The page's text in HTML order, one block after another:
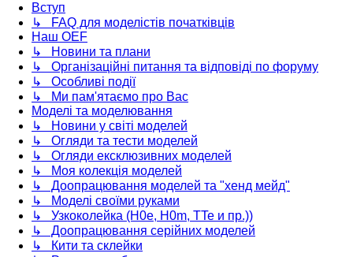
Вступ
↳ FAQ для моделістів початківців
Наш OEF
↳ Новини та плани
↳ Організаційні питання та відповіді по форуму
↳ Особливі події
↳ Ми пам'ятаємо про Вас
Моделі та моделювання
↳ Новини у світі моделей
↳ Огляди та тести моделей
↳ Огляди ексклюзивних моделей
↳ Моя колекція моделей
↳ Доопрацювання моделей та "хенд мейд"
↳ Моделі своїми руками
↳ Узкоколейка (H0e, H0m, TTe и пр.))
↳ Доопрацювання серійних моделей
↳ Кити та склейки